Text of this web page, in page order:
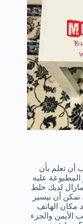
أن تعلم بأن
المطبوعة عليه
مازال لديك خلط
نمكن أن نيسير
مكان الهاتف
الأيمن والجزء